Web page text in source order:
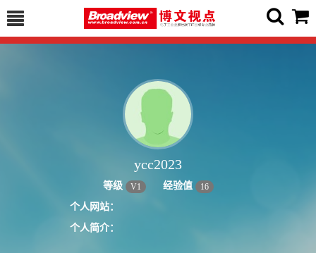
ycc2023
等级 V1 经验值 16
个人网站：
个人简介：